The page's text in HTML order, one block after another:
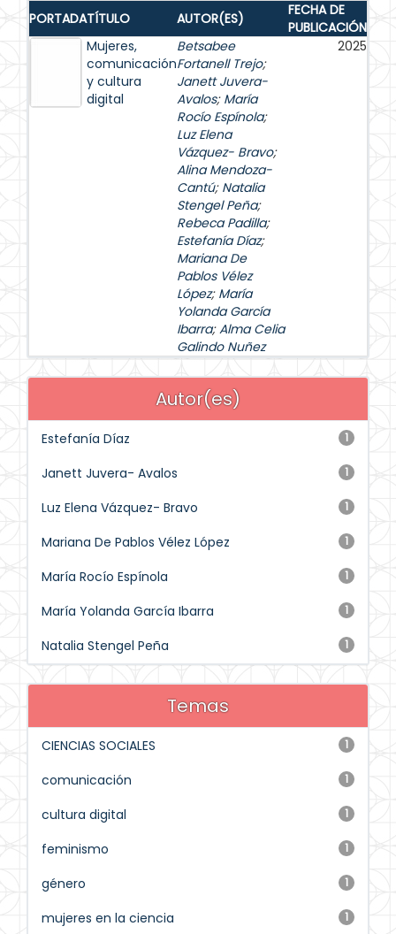
PORTADATÍTULO AUTOR(ES)
FECHA DE
PUBLICACIÓN
Mujeres,
comunicación
y cultura
digital
Betsabee
Fortanell Trejo;
Janett Juvera-
Avalos; María
Rocío Espínola;
Luz Elena
Vázquez- Bravo;
Alina Mendoza-
Cantú; Natalia
Stengel Peña;
Rebeca Padilla;
Estefanía Díaz;
Mariana De
Pablos Vélez
López; María
Yolanda García
Ibarra;Alma Celia
Galindo Nuñez
2025
Autor(es)
1
Estefanía Díaz
1
Janett Juvera- Avalos
1
Luz Elena Vázquez- Bravo
1
Mariana De Pablos Vélez López
1
María Rocío Espínola
1
María Yolanda García Ibarra
1
Natalia Stengel Peña
Temas
1
CIENCIAS SOCIALES
1
comunicación
1
cultura digital
1
feminismo
1
género
1
mujeres en la ciencia